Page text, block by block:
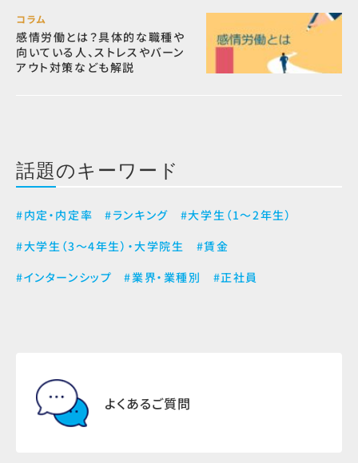
コラム
感情労働とは？具体的な職種や
向いている人、ストレスやバーン
アウト対策なども解説
話題のキーワード
#内定・内定率 #ランキング
#大学生（1～2年生）
#大学生（3～4年生）・大学院生
#賃金
#インターンシップ
#業界・業種別 #正社員
よくあるご質問